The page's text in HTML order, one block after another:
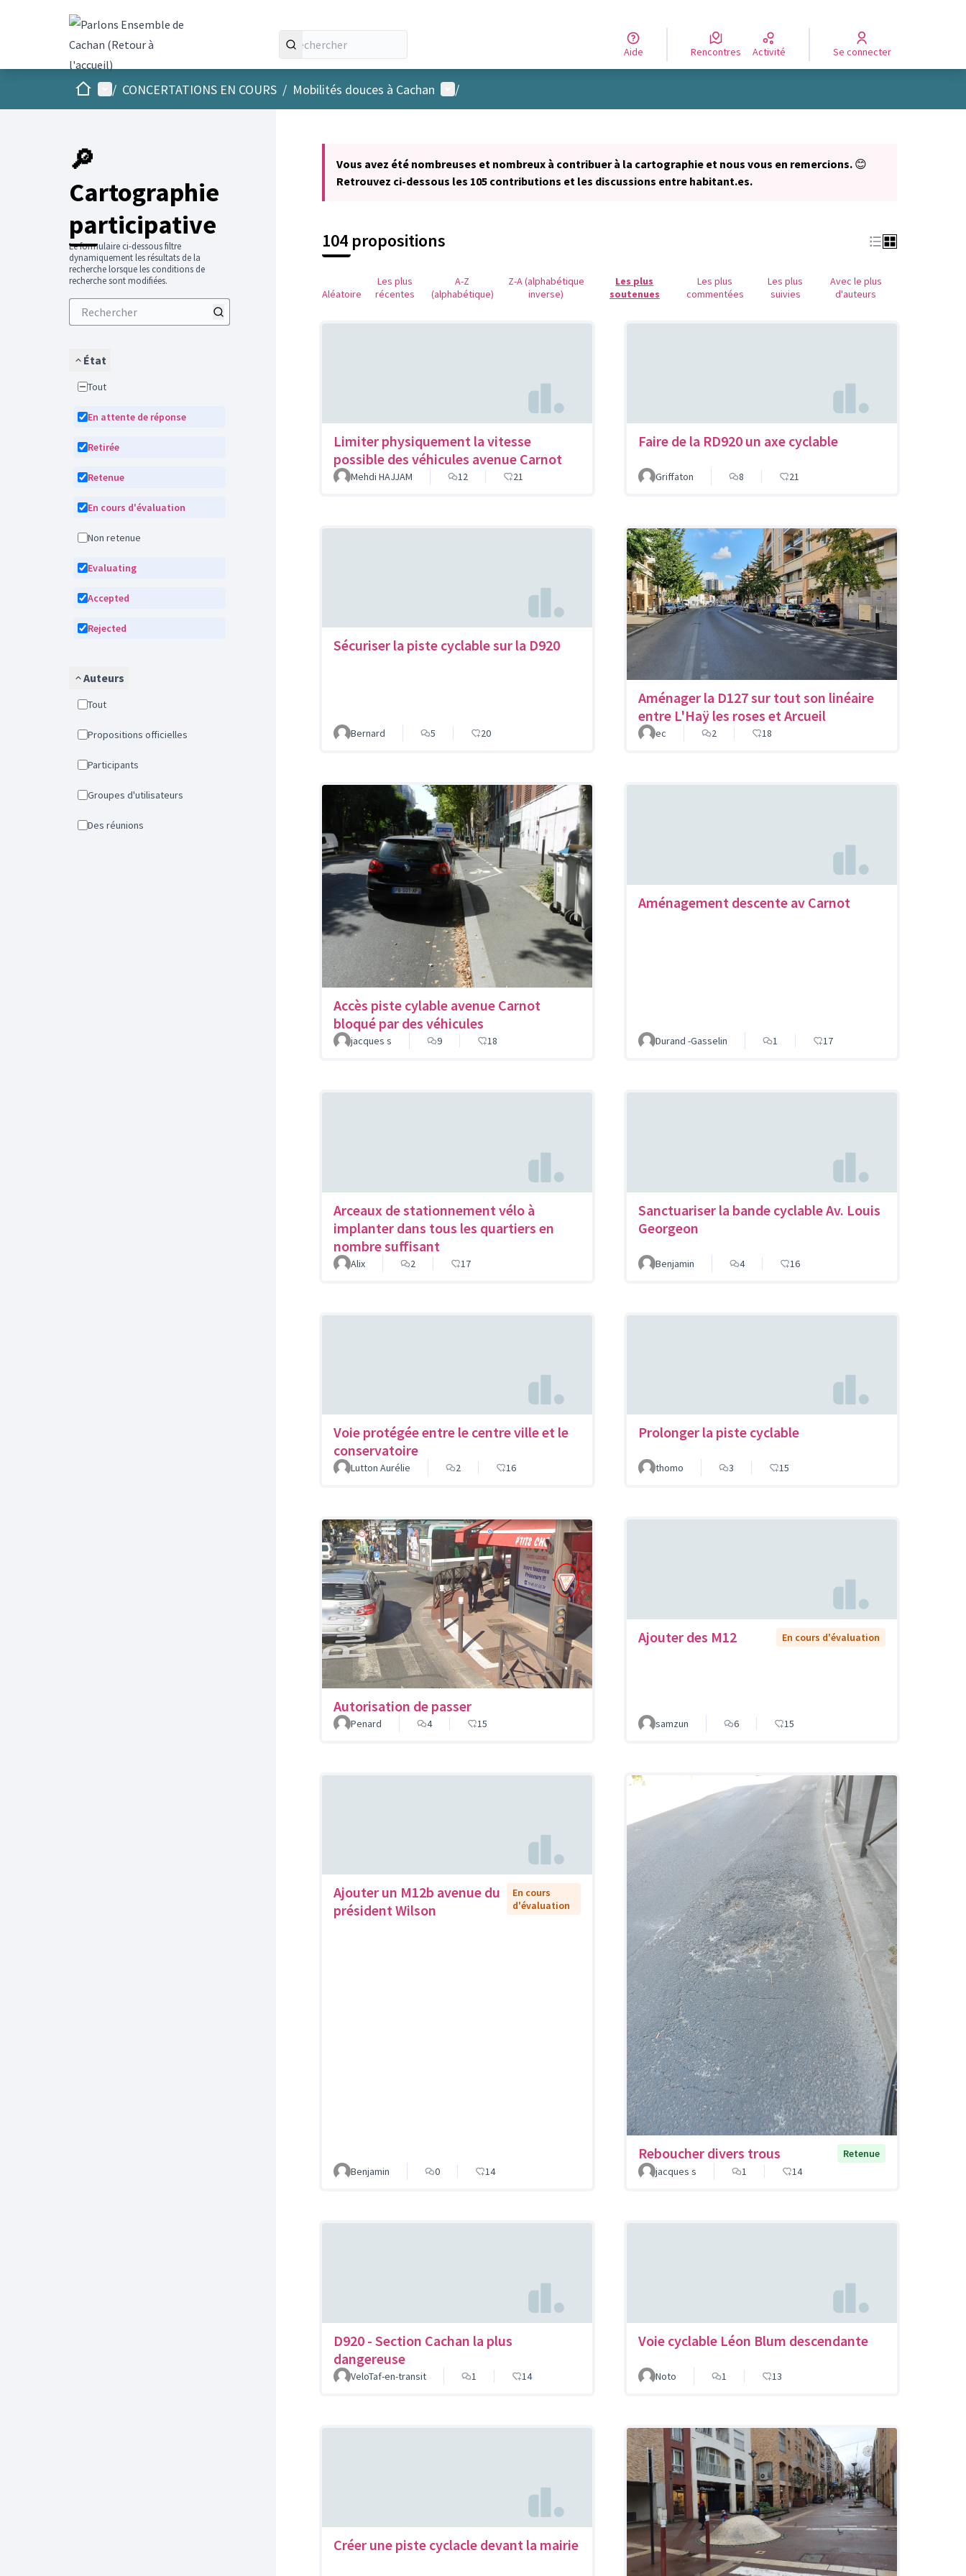
Aide Rencontres Activité Se connecter
AccueilMenu principal
/ CONCERTATIONS EN COURS / Mobilités douces à Cachan Menu utilisateur
/
🔎
Cartographie
participative
Le formulaire ci-dessous filtre
dynamiquement les résultats de la
recherche lorsque les conditions de
recherche sont modifiées.
État
Tout
En attente de réponse
Retirée
Retenue
En cours d'évaluation
Non retenue
Evaluating
Accepted
Rejected
Auteurs
Tout
Propositions officielles
Participants
Groupes d'utilisateurs
Des réunions
Vous avez été nombreuses et nombreux à contribuer à la cartographie et nous vous en remercions. 😊
Retrouvez ci-dessous les 105 contributions et les discussions entre habitant.es.
104 propositions
Aléatoire
Les plus
récentes
A-Z
(alphabétique)
Z-A (alphabétique
inverse)
Les plus
soutenues
Les plus
commentées
Les plus
suivies
Avec le plus
d'auteurs
Limiter physiquement la vitesse
possible des véhicules avenue Carnot
Mehdi HAJJAM 12 21
Faire de la RD920 un axe cyclable
Griffaton 8 21
Sécuriser la piste cyclable sur la D920
Bernard 5 20
Aménager la D127 sur tout son linéaire
entre L'Haÿ les roses et Arcueil
ec 2 18
Accès piste cylable avenue Carnot
bloqué par des véhicules
jacques s 9 18
Aménagement descente av Carnot
Durand -Gasselin 1 17
Arceaux de stationnement vélo à
implanter dans tous les quartiers en
nombre suffisant
Alix 2 17
Sanctuariser la bande cyclable Av. Louis
Georgeon
Benjamin 4 16
Voie protégée entre le centre ville et le
conservatoire
Lutton Aurélie 2 16
Prolonger la piste cyclable
thomo 3 15
Autorisation de passer
Penard 4 15
Ajouter des M12 En cours d'évaluation
samzun 6 15
Ajouter un M12b avenue du
président Wilson
En cours
d'évaluation
Benjamin 0 14
Reboucher divers trous
Retenue
jacques s
1 14
D920 - Section Cachan la plus
dangereuse
VeloTaf-en-transit 1 14
Voie cyclable Léon Blum descendante
Noto 1 13
Créer une piste cyclacle devant la mairie